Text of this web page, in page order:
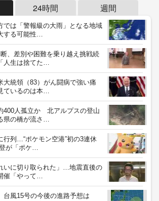
24時間 週間
では「警報級の大雨」となる地域
する可能性…
、差別や困難を乗り越え挑戦続
人生は捨てた…
大統領（83）がん闘病で強い痛
ているのは本…
400人孤立か 北アルプスの登山
県の橋が流さ…
行列…“ポケモン空港”初の3連休
が「ポケ…
いに切り取られた」…地震直後の
催「やって…
台風15号の今後の進路予想は